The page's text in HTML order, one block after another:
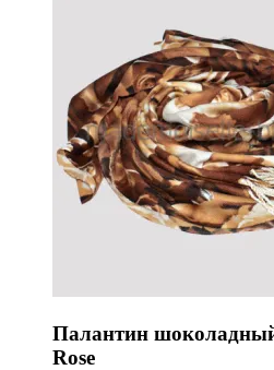
Палантин
Rose